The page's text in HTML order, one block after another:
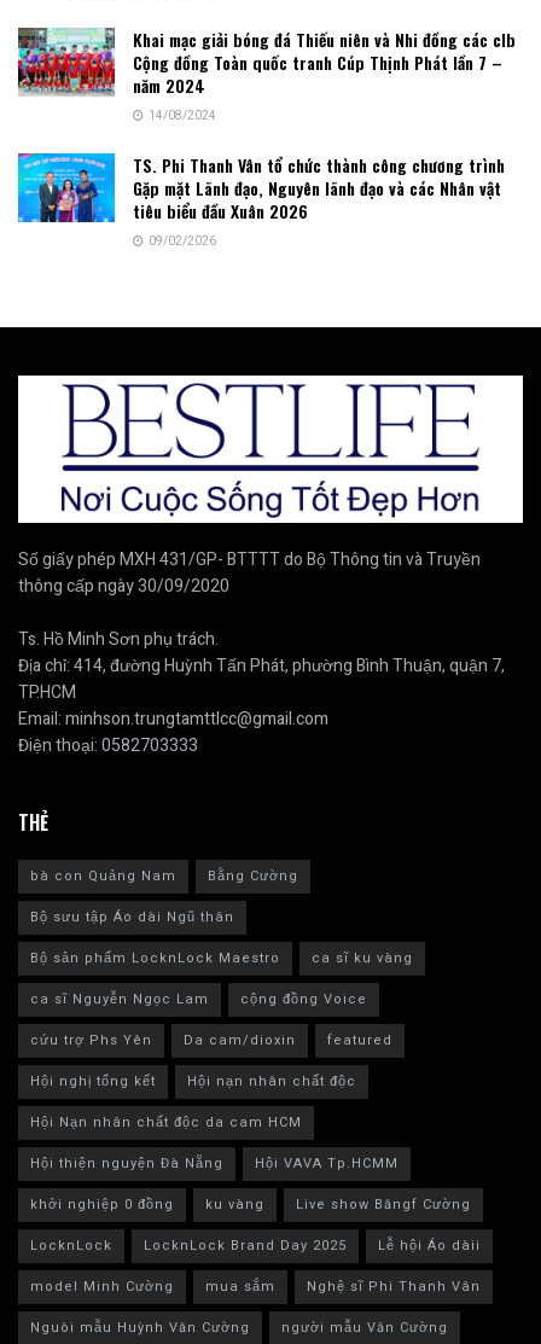
Khai mạc giải bóng đá Thiếu niên và Nhi đồng các clb
Cộng đồng Toàn quốc tranh Cúp Thịnh Phát lần 7 –
năm 2024
14/08/2024
TS. Phi Thanh Vân tổ chức thành công chương trình
Gặp mặt Lãnh đạo, Nguyên lãnh đạo và các Nhân vật
tiêu biểu đầu Xuân 2026
09/02/2026
Số giấy phép MXH 431/GP- BTTTT do Bộ Thông tin và Truyền
thông cấp ngày 30/09/2020
Ts. Hồ Minh Sơn phụ trách.
Địa chỉ: 414, đường Huỳnh Tấn Phát, phường Bình Thuận, quận 7,
TP.HCM
Email:minhson.trungtamttlcc@gmail.com
Điện thoại:0582703333
THẺ
bà con Quảng Nam
Bằng Cường
Bộ sưu tập Áo dài Ngũ thân
Bộ sản phẩm LocknLock Maestro
ca sĩ ku vàng
ca sĩ Nguyễn Ngọc Lam
cộng đồng Voice
cứu trợ Phs Yên
Da cam/dioxin
featured
Hội nghị tổng kết
Hội nạn nhân chất độc
Hội Nạn nhân chất độc da cam HCM
Hội thiện nguyện Đà Nẵng
Hội VAVA Tp.HCMM
khởi nghiệp 0 đồng
ku vàng
Live show Băngf Cường
LocknLock
LocknLock Brand Day 2025
Lễ hội Áo dàii
model Minh Cường
mua sắm
Nghệ sĩ Phi Thanh Vân
Nguòi mẫu Huỳnh Văn Cường
người mẫu Văn Cường